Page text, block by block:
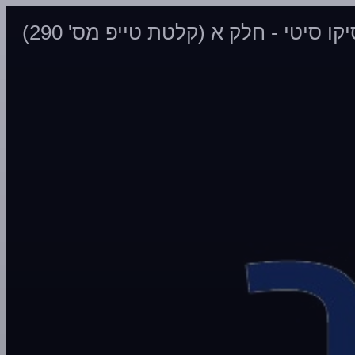
סיטי - חלק א (קלטת טייפ מס' 290)